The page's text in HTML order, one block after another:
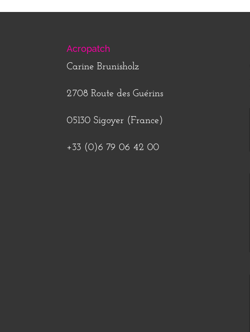
Acropatch
Carine Brunisholz
2708 Route des Guérins
05130 Sigoyer (France)
+33 (0)6 79 06 42 00